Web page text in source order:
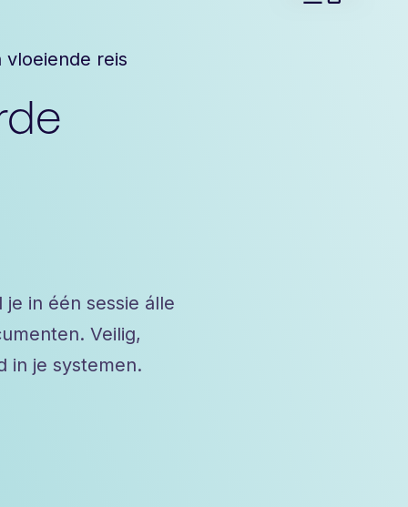
reis
in één sessie álle
Veilig,
in je systemen.